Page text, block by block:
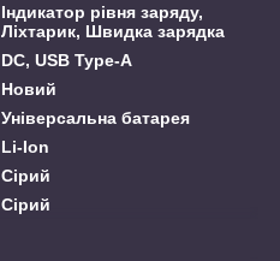
Індикатор рівня заряду,
Ліхтарик, Швидка зарядка
DC, USB Type-A
Новий
Універсальна батарея
Li-Ion
Сірий
Сірий